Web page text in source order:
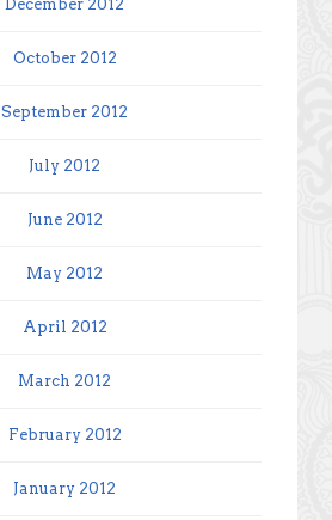
December 2012
October 2012
September 2012
July 2012
June 2012
May 2012
April 2012
March 2012
February 2012
January 2012